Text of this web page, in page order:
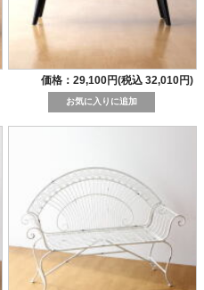
価格：29,100円(税込 32,010円)